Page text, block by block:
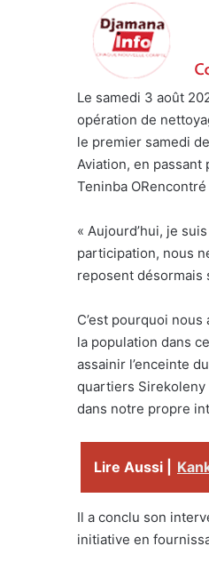
Le samedi 3 août
opération de
le premier samedi
Aviation, en passant
Teninba
« Aujourd’hui, je
participation, nous
reposent désormais
C’est pourquoi
la population dans
assainir l’enceinte
quartiers Sirekoleny
dans notre propre
Lire Aussi |
Il a conclu son
initiative en